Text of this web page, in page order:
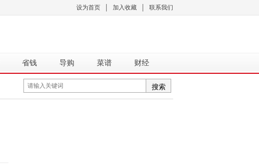
设为首页 加入收藏 联系我们
省钱 导购 菜谱 财经